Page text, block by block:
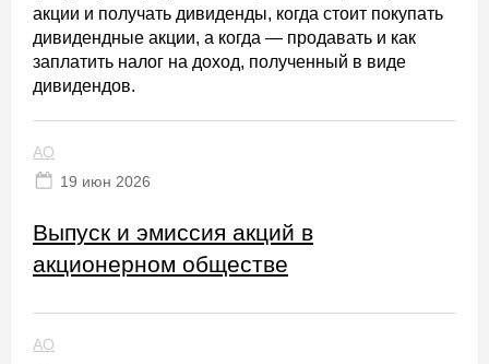
акции и получать дивиденды, когда стоит покупать
дивидендные акции, а когда — продавать и как
заплатить налог на доход, полученный в виде
дивидендов.
АО
19 июн 2026
Выпуск и эмиссия акций в
акционерном обществе
АО